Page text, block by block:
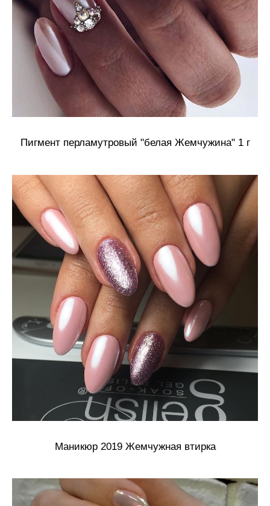
Пигмент перламутровый "белая Жемчужина" 1 г
Маникюр 2019 Жемчужная втирка